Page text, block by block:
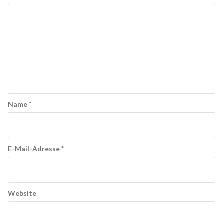
Name*
E-Mail-Adresse*
Website